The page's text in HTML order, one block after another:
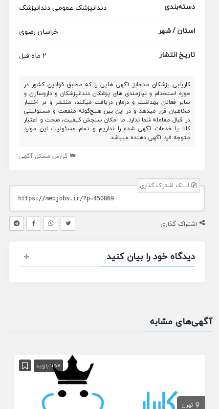
دسته‌بندی
دندانپزشک عمومیدندانپزشک
استان / شهر
خراسان رضوی
تاریخ انتشار
2 ماه قبل
کاریابی پزشکان مدجابز آگهی هایی را که مطابق قوانین کشور در
حوزه استخدام و نیازمندی های پزشکان دندانپزشکان و داروسازان و
سایر فعالان بهداشت و درمان دریافت میکند، منتشر و در اختیار
مخاطبان قرار میدهد و در این بین هیچ‌گونه منفعت و مسئولیتی
در قبال معامله شما ندارد. ما امکان سنجش کیفیت، صحت و اعتبار
کالا یا خدمات آگهی شده را نداریم و تمام مسئولیت این موارد
متوجه فرد آگهی دهنده میباشد.
گزارش مشکل آگهی
لینک اشتراک گذاری
اشتراک گذاری
دیدگاه خود را بیان کنید
آگهی‌های مشابه
1157 بازدید
تهران